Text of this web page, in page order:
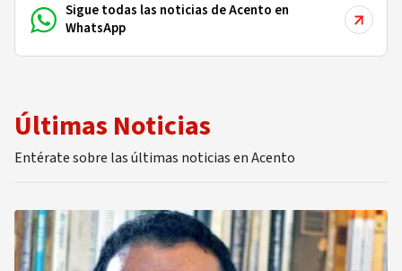
Sigue todas las noticias de Acento en
WhatsApp